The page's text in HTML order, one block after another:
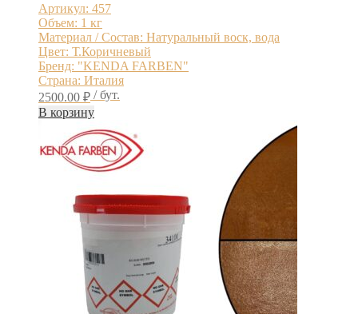
Артикул: 457
Объем: 1 кг
Материал / Состав: Натуральный воск, вода
Цвет: Т.Коричневый
Бренд: "KENDA FARBEN"
Страна: Италия
2500.00 ₽ / бут.
В корзину